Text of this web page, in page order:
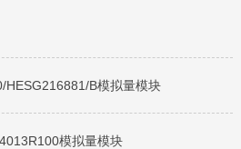
HESG216881/B模拟量模块
模拟量模块